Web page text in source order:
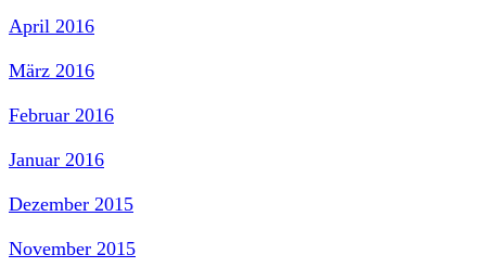
April 2016
März 2016
Februar 2016
Januar 2016
Dezember 2015
November 2015